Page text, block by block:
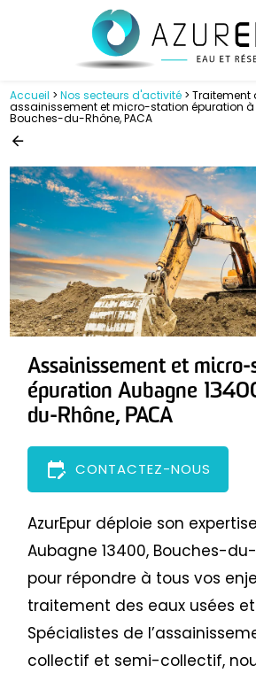
Accueil >Nos secteurs d'activité > Traitement
assainissement et micro-station épuration à
Bouches-du-Rhône, PACA
Assainissement et
épuration Aubagne
du-Rhône, PACA
edit_calendar CONTACTEZ-NOUS
AzurEpur déploie son
Aubagne 13400, Bouches-du-
pour répondre à tous vos
traitement des eaux usées
Spécialistes de
collectif et semi-collectif,
Panneau de gestion des cookies